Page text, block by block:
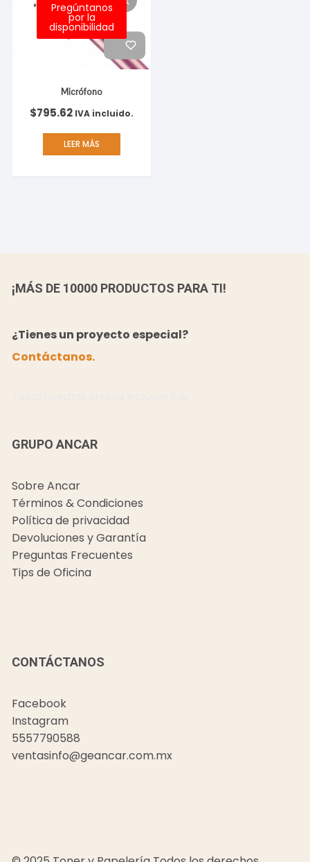
Pregúntanos
por la
disponibilidad
Micrófono
$795.62 IVA incluido.
LEER MÁS
¡MÁS DE 10000 PRODUCTOS PARA TI!
¿Tienes un proyecto especial?
Contáctanos.
GRUPO ANCAR
Sobre Ancar
Términos & Condiciones
Política de privacidad
Devoluciones y Garantía
Preguntas Frecuentes
Tips de Oficina
CONTÁCTANOS
Facebook
Instagram
5557790588
ventasinfo@geancar.com.mx